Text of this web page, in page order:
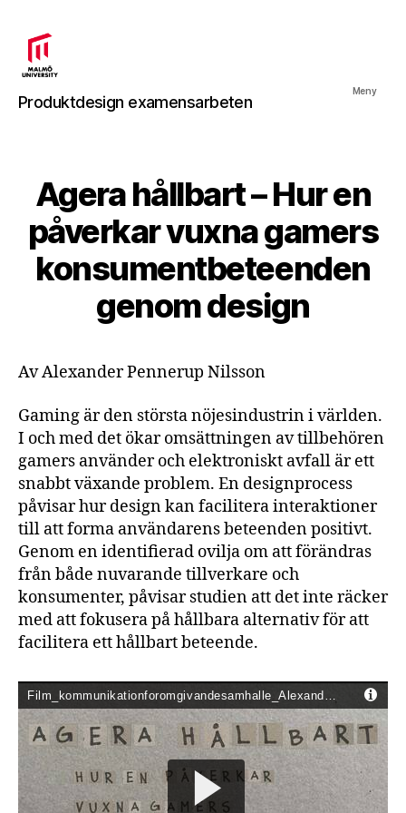
Produktdesign
examensarbeten
Produktdesign examensarbeten
Meny
Agera hållbart – Hur en
påverkar vuxna gamers
konsumentbeteenden
genom design
Av Alexander Pennerup Nilsson
Gaming är den största nöjesindustrin i världen.
I och med det ökar omsättningen av tillbehören
gamers använder och elektroniskt avfall är ett
snabbt växande problem. En designprocess
påvisar hur design kan facilitera interaktioner
till att forma användarens beteenden positivt.
Genom en identifierad ovilja om att förändras
från både nuvarande tillverkare och
konsumenter, påvisar studien att det inte räcker
med att fokusera på hållbara alternativ för att
facilitera ett hållbart beteende.